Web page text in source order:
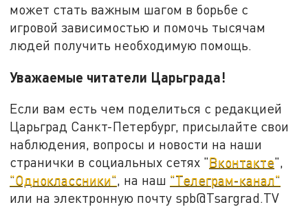
может стать важным шагом в борьбе с
игровой зависимостью и помочь тысячам
людей получить необходимую помощь.
Уважаемые читатели Царьграда!
Если вам есть чем поделиться с редакцией
Царьград Санкт-Петербург, присылайте свои
наблюдения, вопросы и новости на наши
странички в социальных сетях "Вконтакте",
"Одноклассники", на наш "Телеграм-канал"
или на электронную почту spb@Tsargrad.TV